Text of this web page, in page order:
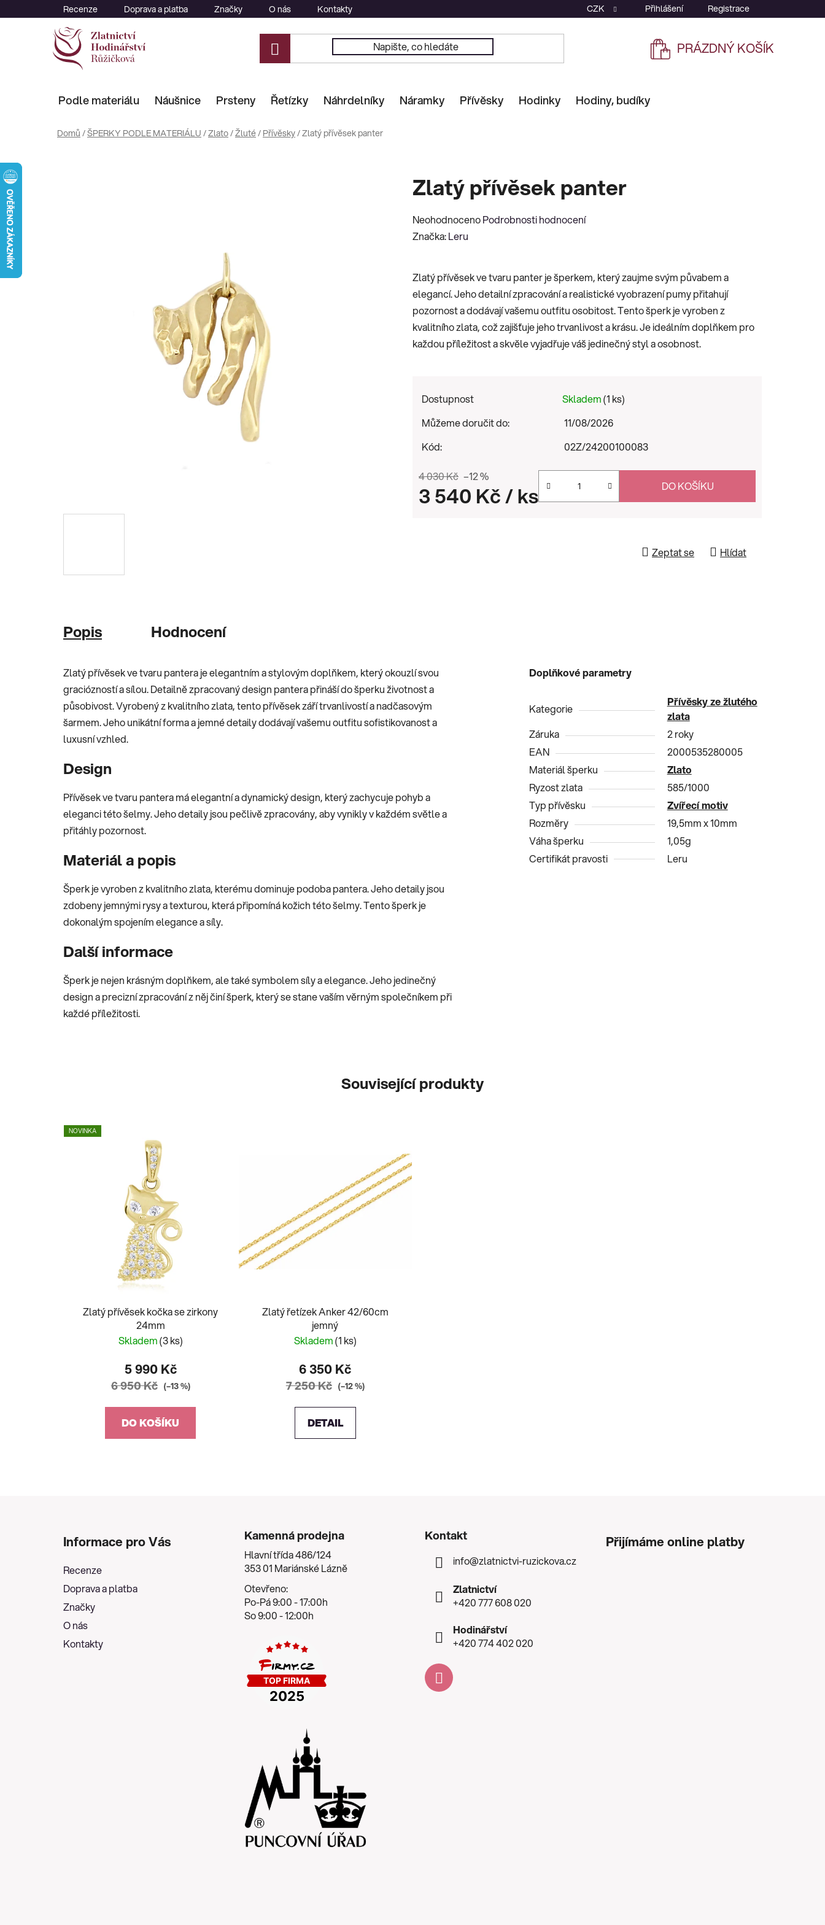
na
Recenze Doprava a platba Značky O nás Kontakty CZK Přihlášení Registrace
NÁKUPNÍ
PRÁZDNÝ KOŠÍK
Podle materiálu Náušnice Prsteny Řetízky Náhrdelníky Náramky Přívěsky Hodinky Hodiny, budíky
Domů /ŠPERKY PODLE MATERIÁLU /Zlato/Žluté/ Přívěsky/Zlatý přívěsek panter
Zlatý přívěsek panter
Průměrné
hodnocení
0,0
z
5
hvězdiček.
NeohodnocenoPodrobnosti hodnocení
Značka:Leru
Zlatý přívěsek ve tvaru panter je šperkem, který zaujme svým půvabem a
elegancí. Jeho detailní zpracování a realistické vyobrazení pumy přitahují
pozornost a dodávají vašemu outfitu osobitost. Tento šperk je vyroben z
kvalitního zlata, což zajišťuje jeho trvanlivost a krásu. Je ideálním doplňkem pro
každou příležitost a skvěle vyjadřuje váš jedinečný styl a osobnost.
Dostupnost Skladem(1 ks)
Můžeme doručit do:
11/08/2026
Kód:
02Z/24200100083
4 030 Kč –12 %
3 540 Kč/ ks DO KOŠÍKU
Zeptat se Hlídat
Popis Hodnocení
Zlatý přívěsek ve tvaru pantera je elegantním a stylovým doplňkem, který okouzlí svou
graciózností a sílou. Detailně zpracovaný design pantera přináší do šperku životnost a
působivost. Vyrobený z kvalitního zlata, tento přívěsek září trvanlivostí a nadčasovým
šarmem. Jeho unikátní forma a jemné detaily dodávají vašemu outfitu sofistikovanost a
luxusní vzhled.
Design
Přívěsek ve tvaru pantera má elegantní a dynamický design, který zachycuje pohyb a
eleganci této šelmy. Jeho detaily jsou pečlivě zpracovány, aby vynikly v každém světle a
přitáhly pozornost.
Materiál a popis
Šperk je vyroben z kvalitního zlata, kterému dominuje podoba pantera. Jeho detaily jsou
zdobeny jemnými rysy a texturou, která připomíná kožich této šelmy. Tento šperk je
dokonalým spojením elegance a síly.
Další informace
Šperk je nejen krásným doplňkem, ale také symbolem síly a elegance. Jeho jedinečný
design a precizní zpracování z něj činí šperk, který se stane vaším věrným společníkem při
každé příležitosti.
Doplňkové parametry
Kategorie
Přívěsky ze žlutého
zlata
Záruka
2 roky
EAN
2000535280005
Materiál šperku
Zlato
Ryzost zlata
585/1000
Typ přívěsku
Zvířecí motiv
Rozměry
19,5mm x 10mm
Váha šperku
1,05g
Certifikát pravosti
Leru
Související produkty
NOVINKA
Zlatý přívěsek kočka se zirkony
24mm
Skladem(3 ks)
5 990 Kč
6 950 Kč (–13 %)
DO KOŠÍKU
Zlatý řetízek Anker 42/60cm
jemný
Skladem(1 ks)
6 350 Kč
7 250 Kč (–12 %)
DETAIL
Informace pro Vás
Recenze
Doprava a platba
Značky
O nás
Kontakty
Kamenná prodejna
Hlavní třída 486/124
353 01 Mariánské Lázně
Otevřeno:
Po-Pá 9:00 - 17:00h
So 9:00 - 12:00h
Kontakt
info@zlatnictvi-ruzickova.cz
Zlatnictví
+420 777 608 020
Hodinářství
+420 774 402 020
Přijímáme online platby